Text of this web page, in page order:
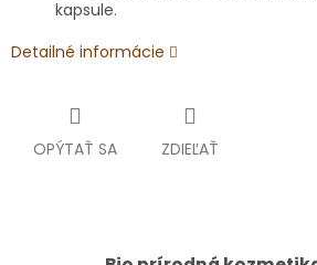
kapsule.
Detailné informácie
OPÝTAŤ SA ZDIEĽAŤ